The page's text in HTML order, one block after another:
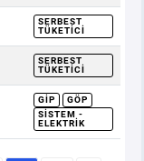
SERBEST
TÜKETICI
SERBEST
TÜKETICI
GİP
GÖP
SISTEM -
ELEKTRIK